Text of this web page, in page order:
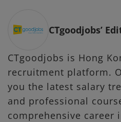
CTgoodjobs’
CTgoodjobs is Hong
recruitment platform.
you the latest salary
and professional
comprehensive career